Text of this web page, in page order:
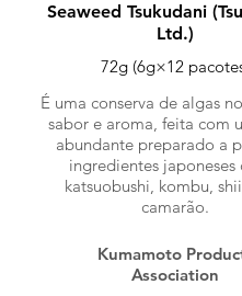
Seaweed Tsukudani
Ltd.)
72g (6g×12
É uma conserva de algas
sabor e aroma, feita com
abundante preparado a
ingredientes japoneses
katsuobushi, kombu,
camarão.
Kumamoto
Association